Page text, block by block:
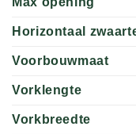
Horizontaal
Voorbouwmaat
Vorklengte
Vorkbreedte